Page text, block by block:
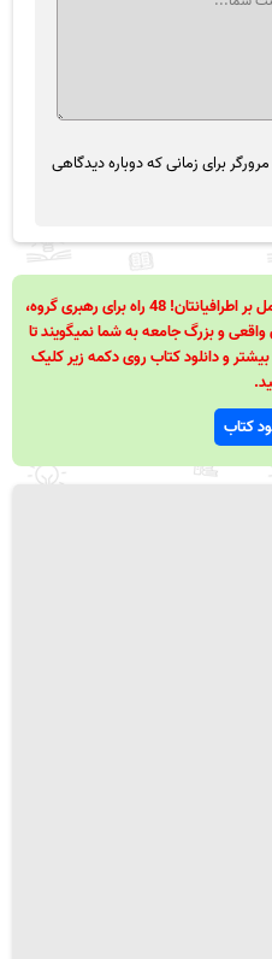
برای زمانی که دوباره دیدگاهی
48 قانون قدرت! 48 فرمول برای تسلط کامل بر اطرافیانتان! 48 راه برای رهبری گروه،
که رهبران واقعی و بزرگ جامعه به شما نمیگویند تا
و دانلود کتاب روی دکمه زیر کلیک
کتاب